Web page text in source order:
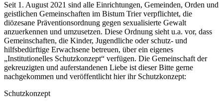
Seit 1. August 2021 sind alle Einrichtungen, Gemeinden, Orden und
geistlichen Gemeinschaften im Bistum Trier verpflichtet, die
diözesane Präventionsordnung gegen sexualisierte Gewalt
anzuerkennen und umzusetzen. Diese Ordnung sieht u.a. vor, dass
Gemeinschaften, die Kinder, Jugendliche oder schutz- und
hilfsbedürftige Erwachsene betreuen, über ein eigenes
„Institutionelles Schutzkonzept“ verfügen. Die Gemeinschaft der
gekreuzigten und auferstandenen Liebe ist dieser Bitte gerne
nachgekommen und veröffentlicht hier ihr Schutzkonzept:
Schutzkonzept